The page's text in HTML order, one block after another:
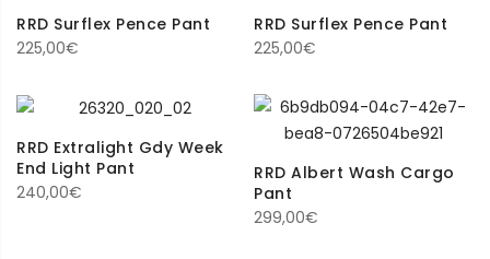
RRD Surflex Pence Pant
225,00€
RRD Surflex Pence Pant
225,00€
RRD Extralight Gdy Week
End Light Pant
240,00€
RRD Albert Wash Cargo
Pant
299,00€